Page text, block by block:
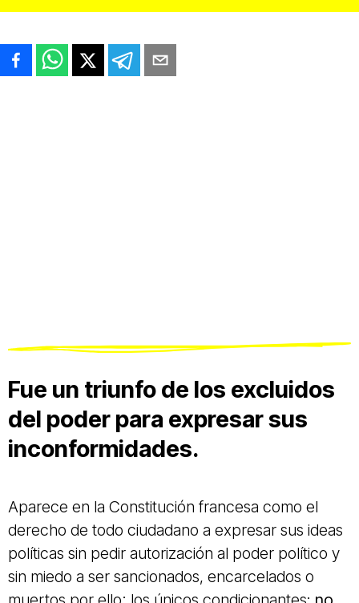
Fue un triunfo de los excluidos
del poder para expresar sus
inconformidades.
Aparece en la Constitución francesa como el
derecho de todo ciudadano a expresar sus ideas
políticas sin pedir autorización al poder político y
sin miedo a ser sancionados, encarcelados o